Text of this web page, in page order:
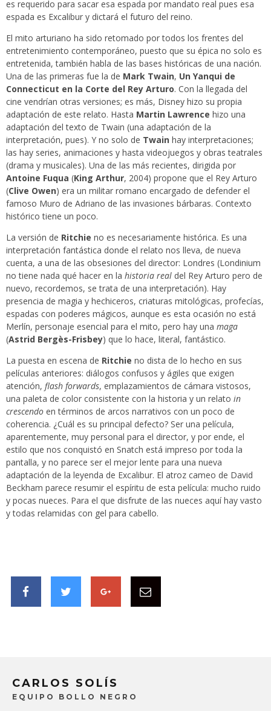
es requerido para sacar esa espada por mandato real pues esa
espada es Excalibur y dictará el futuro del reino.
El mito arturiano ha sido retomado por todos los frentes del
entretenimiento contemporáneo, puesto que su épica no solo es
entretenida, también habla de las bases históricas de una nación.
Una de las primeras fue la de Mark Twain, Un Yanqui de
Connecticut en la Corte del Rey Arturo. Con la llegada del
cine vendrían otras versiones; es más, Disney hizo su propia
adaptación de este relato. Hasta Martin Lawrence hizo una
adaptación del texto de Twain (una adaptación de la
interpretación, pues). Y no solo de Twain hay interpretaciones;
las hay series, animaciones y hasta videojuegos y obras teatrales
(drama y musicales). Una de las más recientes, dirigida por
Antoine Fuqua (King Arthur, 2004) propone que el Rey Arturo
(Clive Owen) era un militar romano encargado de defender el
famoso Muro de Adriano de las invasiones bárbaras. Contexto
histórico tiene un poco.
La versión de Ritchie no es necesariamente histórica. Es una
interpretación fantástica donde el relato nos lleva, de nueva
cuenta, a una de las obsesiones del director: Londres (Londinium
no tiene nada qué hacer en la historia real del Rey Arturo pero de
nuevo, recordemos, se trata de una interpretación). Hay
presencia de magia y hechiceros, criaturas mitológicas, profecías,
espadas con poderes mágicos, aunque es esta ocasión no está
Merlín, personaje esencial para el mito, pero hay una maga
(Astrid Bergès-Frisbey) que lo hace, literal, fantástico.
La puesta en escena de Ritchie no dista de lo hecho en sus
películas anteriores: diálogos confusos y ágiles que exigen
atención, flash forwards, emplazamientos de cámara vistosos,
una paleta de color consistente con la historia y un relato in
crescendo en términos de arcos narrativos con un poco de
coherencia. ¿Cuál es su principal defecto? Ser una película,
aparentemente, muy personal para el director, y por ende, el
estilo que nos conquistó en Snatch está impreso por toda la
pantalla, y no parece ser el mejor lente para una nueva
adaptación de la leyenda de Excalibur. El atroz cameo de David
Beckham parece resumir el espíritu de esta película: mucho ruido
y pocas nueces. Para el que disfrute de las nueces aquí hay vasto
y todas relamidas con gel para cabello.
CARLOS SOLÍS
EQUIPO BOLLO NEGRO